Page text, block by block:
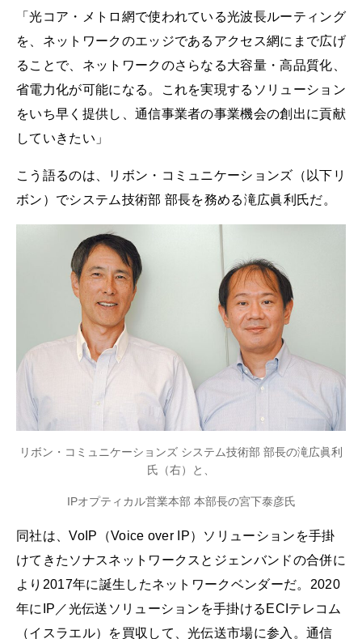
「光コア・メトロ網で使われている光波長ルーティング
を、ネットワークのエッジであるアクセス網にまで広げ
ることで、ネットワークのさらなる大容量・高品質化、
省電力化が可能になる。これを実現するソリューション
をいち早く提供し、通信事業者の事業機会の創出に貢献
していきたい」
こう語るのは、リボン・コミュニケーションズ（以下リ
ボン）でシステム技術部 部長を務める滝広眞利氏だ。
リボン・コミュニケーションズ システム技術部 部長の滝広眞利
氏（右）と、
IPオプティカル営業本部 本部長の宮下泰彦氏
同社は、VoIP（Voice over IP）ソリューションを手掛
けてきたソナスネットワークスとジェンバンドの合併に
より2017年に誕生したネットワークベンダーだ。2020
年にIP／光伝送ソリューションを手掛けるECIテレコム
（イスラエル）を買収して、光伝送市場に参入。通信